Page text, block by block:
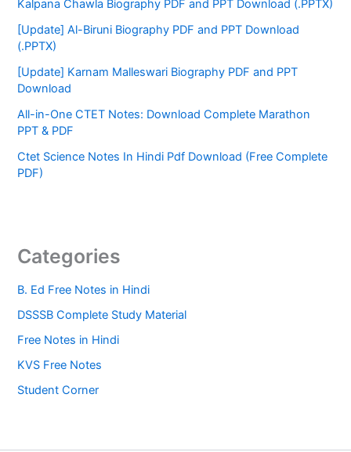
Kalpana Chawla Biography PDF and PPT Download (.PPTX)
[Update] Al-Biruni Biography PDF and PPT Download
(.PPTX)
[Update] Karnam Malleswari Biography PDF and PPT
Download
All-in-One CTET Notes: Download Complete Marathon
PPT & PDF
Ctet Science Notes In Hindi Pdf Download (Free Complete
PDF)
Categories
B. Ed Free Notes in Hindi
DSSSB Complete Study Material
Free Notes in Hindi
KVS Free Notes
Student Corner